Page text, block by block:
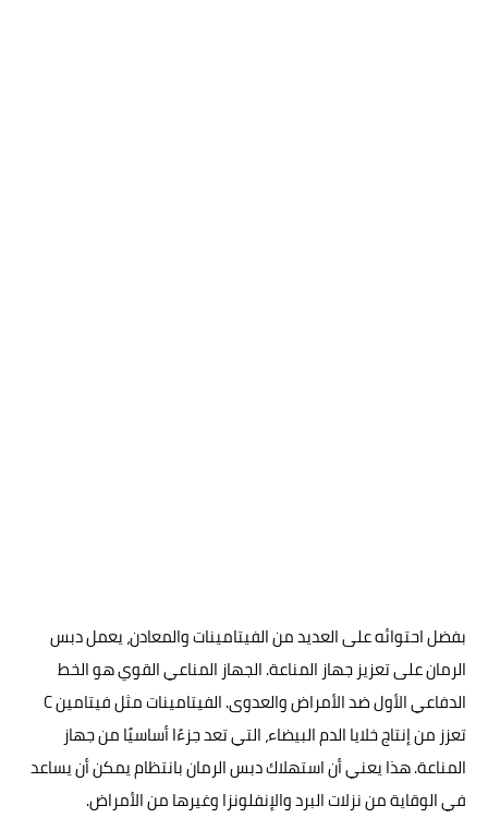
بفضل احتوائه على العديد من الفيتامينات والمعادن، يعمل دبس
الرمان على تعزيز جهاز المناعة. الجهاز المناعي القوي هو الخط
الدفاعي الأول ضد الأمراض والعدوى. الفيتامينات مثل فيتامين C
تعزز من إنتاج خلايا الدم البيضاء، التي تعد جزءًا أساسيًا من جهاز
المناعة. هذا يعني أن استهلاك دبس الرمان بانتظام يمكن أن يساعد
في الوقاية من نزلات البرد والإنفلونزا وغيرها من الأمراض.